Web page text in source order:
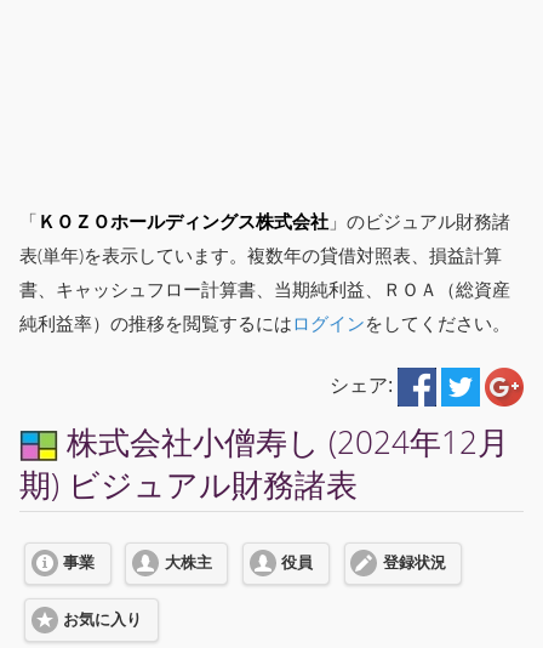
「ＫＯＺＯホールディングス株式会社 」のビジュアル財務諸
表(単年)を表示しています。複数年の貸借対照表、損益計算
書、キャッシュフロー計算書、当期純利益、ＲＯＡ（総資産
純利益率）の推移を閲覧するにはログインをしてください。
シェア:
株式会社小僧寿し (2024年12月
期) ビジュアル財務諸表
事業 大株主 役員 登録状況
お気に入り